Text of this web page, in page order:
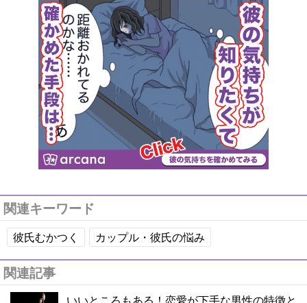
関連キーワード
彼氏むかつく カップル・彼氏の悩み
関連記事